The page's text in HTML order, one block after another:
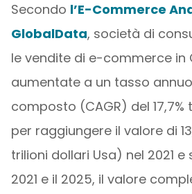
Secondo l’E-Commerce
GlobalData, società di
le vendite di e-commerce in
aumentate a un tasso
composto (CAGR) del 17,7%
per raggiungere il valore di
trilioni dollari Usa) nel 2021
2021 e il 2025, il valore